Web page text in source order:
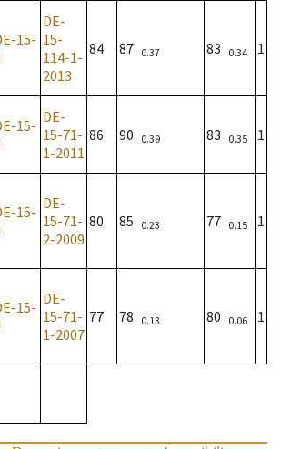
15-
DE-
15-
114-1-
2013
84 87 0.37 83 0.34 1
15- DE-
15-71-
1-2011
86 90 0.39 83 0.35 1
15- DE-
15-71-
2-2009
80 85 0.23 77 0.15 1
15- DE-
15-71-
1-2007
77 78 0.13 80 0.06 1